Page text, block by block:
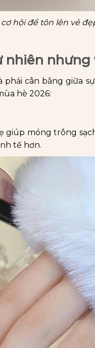
hội để tôn lên vẻ
nhiên
cân bằng giữa
hè 2026:
móng trông
tế hơn.